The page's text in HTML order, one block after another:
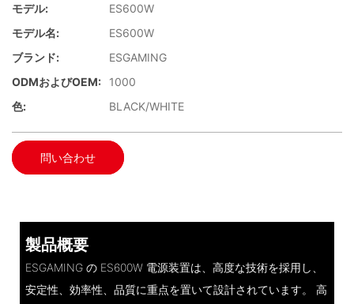
モデル:
ES600W
モデル名:
ES600W
ブランド:
ESGAMING
ODMおよびOEM:
1000
色:
BLACK/WHITE
問い合わせ
製品概要
ESGAMING の ES600W 電源装置は、高度な技術を採用し、
安定性、効率性、品質に重点を置いて設計されています。 高